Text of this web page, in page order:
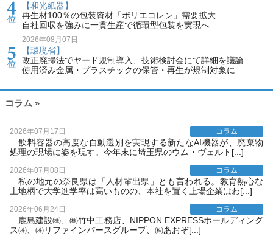
【和光紙器】
再生材100％の包装資材「ポリエコレン」需要拡大
自社回収を強みに一貫生産で循環型包装を実現へ
2026年08月07日
【環境省】
改正廃掃法でヤード規制導入、技術検討会にて詳細を議論
使用済み金属・プラスチックの保管・再生が規制対象に
コラム »
2026年07月17日 コラム
飲料容器の高度な自動選別を実現する新たなAI機器が、廃棄物
処理の現場に姿を現す。今年末に埼玉県のウム・ヴェルト[...]
2026年07月08日 コラム
私の地元の奈良県は「人材輩出県」とも言われる。教育熱心な
土地柄で大学進学率は高いものの、本社を置く上場企業はわ[...]
2026年06月24日 コラム
鹿島建設㈱、㈱竹中工務店、NIPPON EXPRESSホールディング
ス㈱、㈱リファインバースグループ、㈱あおぞ[...]